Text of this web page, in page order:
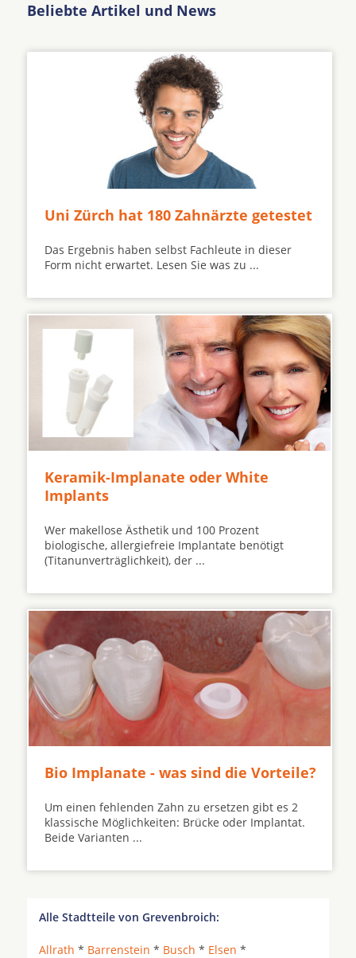
Beliebte Artikel und News
Uni Zürch hat 180 Zahnärzte getestet
Das Ergebnis haben selbst Fachleute in dieser
Form nicht erwartet. Lesen Sie was zu ...
Keramik-Implanate oder White
Implants
Wer makellose Ästhetik und 100 Prozent
biologische, allergiefreie Implantate benötigt
(Titanunverträglichkeit), der ...
Bio Implanate - was sind die Vorteile?
Um einen fehlenden Zahn zu ersetzen gibt es 2
klassische Möglichkeiten: Brücke oder Implantat.
Beide Varianten ...
Alle Stadtteile von Grevenbroich:
Allrath * Barrenstein * Busch * Elsen *